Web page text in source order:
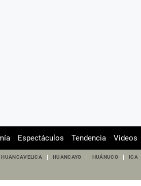
Espectáculos Tendencia Videos
HUANCAVELICA HUANCAYO HUÁNUCO ICA